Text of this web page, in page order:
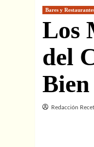
Bares y
Los
del
Bien
Redacción